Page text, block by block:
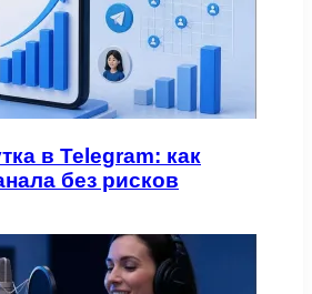
в Telegram: как
без рисков